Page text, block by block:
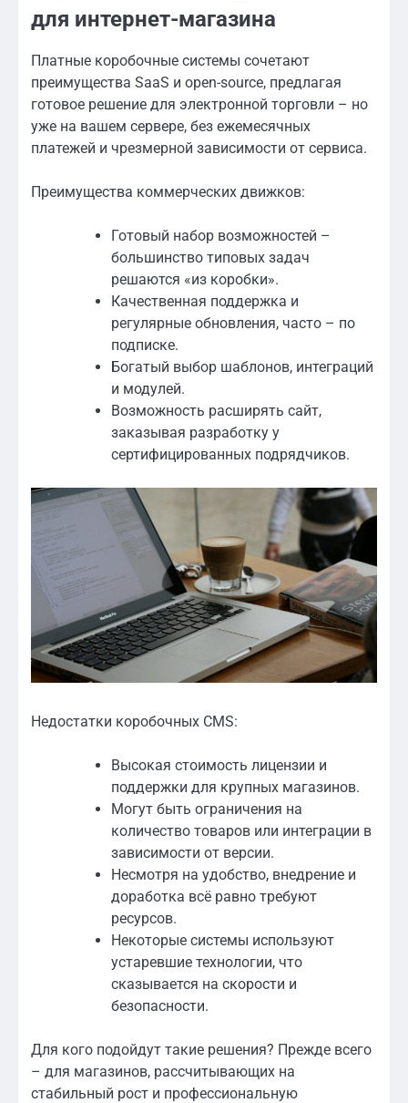
для интернет-магазина
Платные коробочные системы сочетают
преимущества SaaS и open-source, предлагая
готовое решение для электронной торговли – но
уже на вашем сервере, без ежемесячных
платежей и чрезмерной зависимости от сервиса.
Преимущества коммерческих движков:
Готовый набор возможностей –
большинство типовых задач
решаются «из коробки».
Качественная поддержка и
регулярные обновления, часто – по
подписке.
Богатый выбор шаблонов, интеграций
и модулей.
Возможность расширять сайт,
заказывая разработку у
сертифицированных подрядчиков.
Недостатки коробочных CMS:
Высокая стоимость лицензии и
поддержки для крупных магазинов.
Могут быть ограничения на
количество товаров или интеграции в
зависимости от версии.
Несмотря на удобство, внедрение и
доработка всё равно требуют
ресурсов.
Некоторые системы используют
устаревшие технологии, что
сказывается на скорости и
безопасности.
Для кого подойдут такие решения? Прежде всего
– для магазинов, рассчитывающих на
стабильный рост и профессиональную